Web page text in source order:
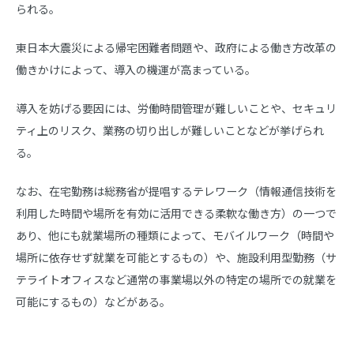
られる。
東日本大震災による帰宅困難者問題や、政府による働き方改革の
働きかけによって、導入の機運が高まっている。
導入を妨げる要因には、労働時間管理が難しいことや、セキュリ
ティ上のリスク、業務の切り出しが難しいことなどが挙げられ
る。
なお、在宅勤務は総務省が提唱するテレワーク（情報通信技術を
利用した時間や場所を有効に活用できる柔軟な働き方）の一つで
あり、他にも就業場所の種類によって、モバイルワーク（時間や
場所に依存せず就業を可能とするもの）や、施設利用型勤務（サ
テライトオフィスなど通常の事業場以外の特定の場所での就業を
可能にするもの）などがある。